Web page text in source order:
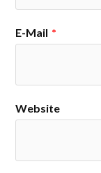
E-Mail *
Website